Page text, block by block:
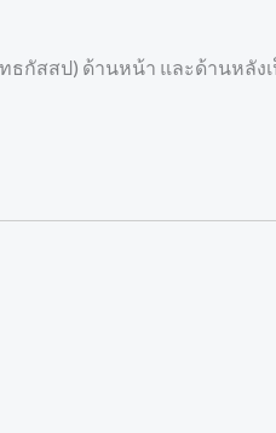
กัสสป) ด้านหน้า และด้านหลัง